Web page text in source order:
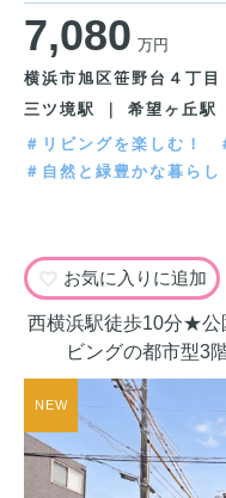
7,080 万円
横浜市旭区笹野台４丁目
三ツ境駅 ｜ 希望ヶ丘駅
＃リビングを楽しむ！
＃自然と緑豊かな暮らし
お気に入りに追加
西横浜駅徒歩10分★公
ビングの都市型3